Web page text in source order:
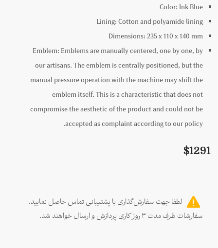
Color: Ink Blue
Lining:Cotton and polyamide lining
Dimensions:235 x110 x140 mm
Emblem: Emblems are manually centered, one by one, by
our artisans. The emblem is centrally positioned, but the
manual pressure operation with the machine may shift the
emblem itself. This is a characteristic that does not
compromise the aesthetic of the product and could not be
accepted as complaint according to our policy.
$1291
لطفا جهت سفارش‌گذاری با پشتیبانی تماس حاصل نمایید.
سفارشات ظرف مدت ۳ روز کاری پردازش و ارسال خواهند شد.